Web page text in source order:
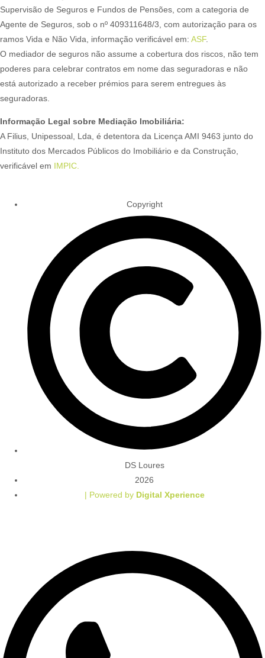
Supervisão de Seguros e Fundos de Pensões, com a categoria de
Agente de Seguros, sob o nº 409311648/3, com autorização para os
ramos Vida e Não Vida, informação verificável em: ASF.
O mediador de seguros não assume a cobertura dos riscos, não tem
poderes para celebrar contratos em nome das seguradoras e não
está autorizado a receber prémios para serem entregues às
seguradoras.
Informação Legal sobre Mediação Imobiliária:
A Filius, Unipessoal, Lda, é detentora da Licença AMI 9463 junto do
Instituto dos Mercados Públicos do Imobiliário e da Construção,
verificável em IMPIC.
Copyright
DS Loures
2026
| Powered by Digital Xperience